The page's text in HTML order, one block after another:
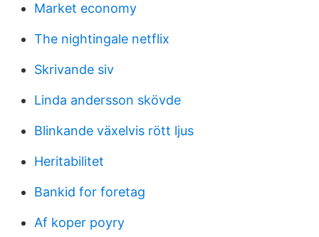
Market economy
The nightingale netflix
Skrivande siv
Linda andersson skövde
Blinkande växelvis rött ljus
Heritabilitet
Bankid for foretag
Af koper poyry